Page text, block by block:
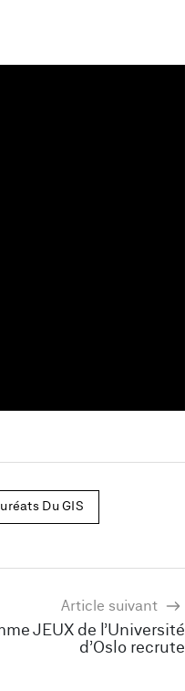
Du GIS
Article suivant
JEUX de l’Université
d’Oslo recrute